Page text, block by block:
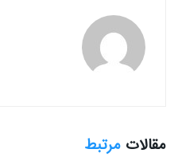
مقالات مرتبط